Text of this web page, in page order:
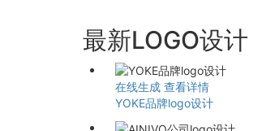
最新LOGO设计
在线生成 查看详情
YOKE品牌logo设计